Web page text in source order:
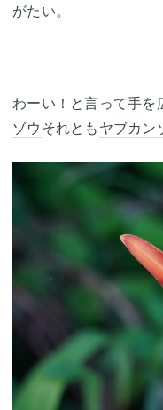
がたい。
わーい！と言って手を
ゾウ それとも ヤブカン